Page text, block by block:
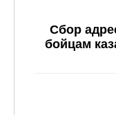
Сбор
бойцам